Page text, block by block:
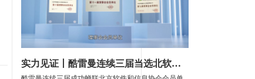
实力见证丨酷雷曼连续三届当选北软协理事会会员单位